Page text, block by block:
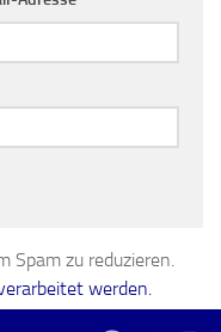
Spam zu reduzieren.
werden.